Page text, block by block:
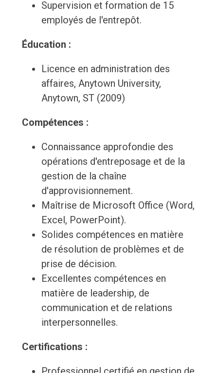
Supervision et formation de 15
employés de l'entrepôt.
Éducation :
Licence en administration des
affaires, Anytown University,
Anytown, ST (2009)
Compétences :
Connaissance approfondie des
opérations d'entreposage et de la
gestion de la chaîne
d'approvisionnement.
Maîtrise de Microsoft Office (Word,
Excel, PowerPoint).
Solides compétences en matière
de résolution de problèmes et de
prise de décision.
Excellentes compétences en
matière de leadership, de
communication et de relations
interpersonnelles.
Certifications :